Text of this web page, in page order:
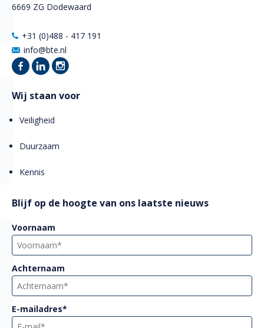
6669 ZG Dodewaard
+31 (0)488 - 417 191
info@bte.nl
Wij staan voor
Veiligheid
Duurzaam
Kennis
Blijf op de hoogte van ons laatste nieuws
Voornaam
Achternaam
E-mailadres*